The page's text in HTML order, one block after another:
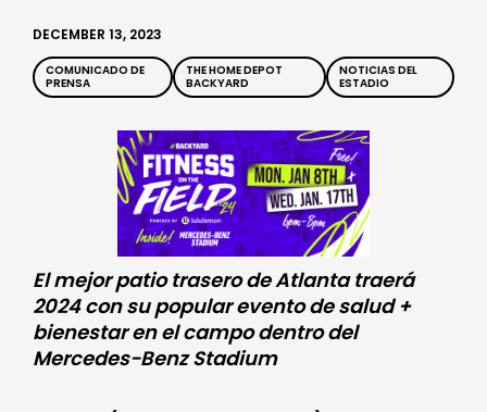
DECEMBER 13, 2023
COMUNICADO DE
PRENSA
THE HOME DEPOT
BACKYARD
NOTICIAS DEL
ESTADIO
El mejor patio trasero de Atlanta traerá
2024 con su popular evento de salud +
bienestar en el campo dentro del
Mercedes-Benz Stadium